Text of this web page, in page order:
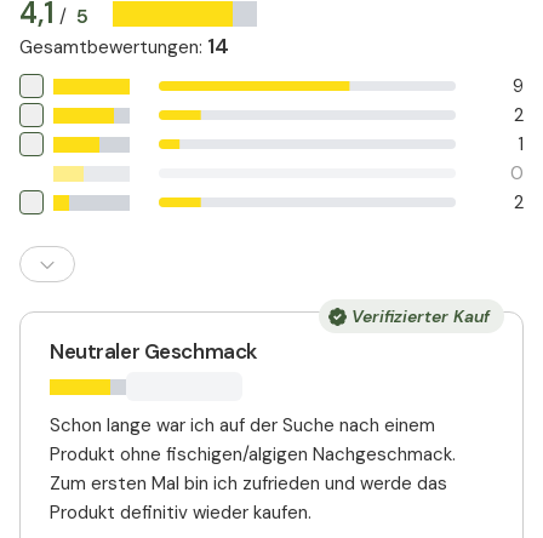
4,1 / 5
Gesamtbewertungen: 14
9
2
1
0
2
Verifizierter Kauf
Neutraler Geschmack
Schon lange war ich auf der Suche nach einem
Produkt ohne fischigen/algigen Nachgeschmack.
Zum ersten Mal bin ich zufrieden und werde das
Produkt definitiv wieder kaufen.